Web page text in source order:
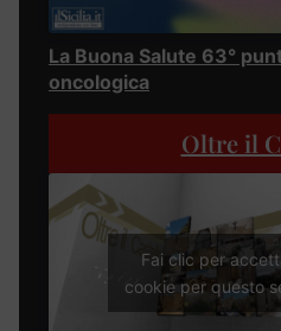
La Buona Salute 63°
oncologica
Oltre il
Fai clic per
cookie per questo